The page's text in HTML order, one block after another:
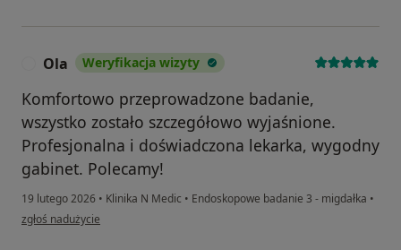
Ola Weryfikacja wizyty
Komfortowo przeprowadzone badanie,
wszystko zostało szczegółowo wyjaśnione.
Profesjonalna i doświadczona lekarka, wygodny
gabinet. Polecamy!
19 lutego 2026 • Klinika N Medic • Endoskopowe badanie 3 - migdałka •
w opinii użytkownika Ola
zgłoś nadużycie